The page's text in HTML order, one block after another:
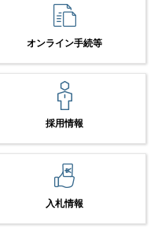
オンライン手続等
採用情報
入札情報